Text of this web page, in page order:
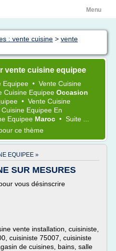
Menu
: vente cuisine > vente
vente cuisine equipee
Equipee • Vente Cuisine
Cuisine Equipee Occasion
• Vente Cuisine
Cuisine Equipee En
Equipee Maroc • Suite ...
ce thème
EQUIPEE »
SUR MESURES
vous désinscrire
vente installation, cuisiniste,
cuisiniste 75007, cuisiniste
de cuisines, bains, salle